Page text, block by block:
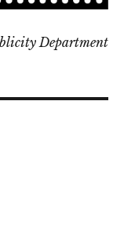
Department